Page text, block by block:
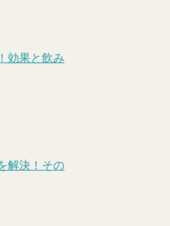
効果と飲み
解決！その